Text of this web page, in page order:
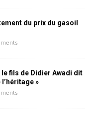
du prix du gasoil
fils de Didier Awadi dit
»